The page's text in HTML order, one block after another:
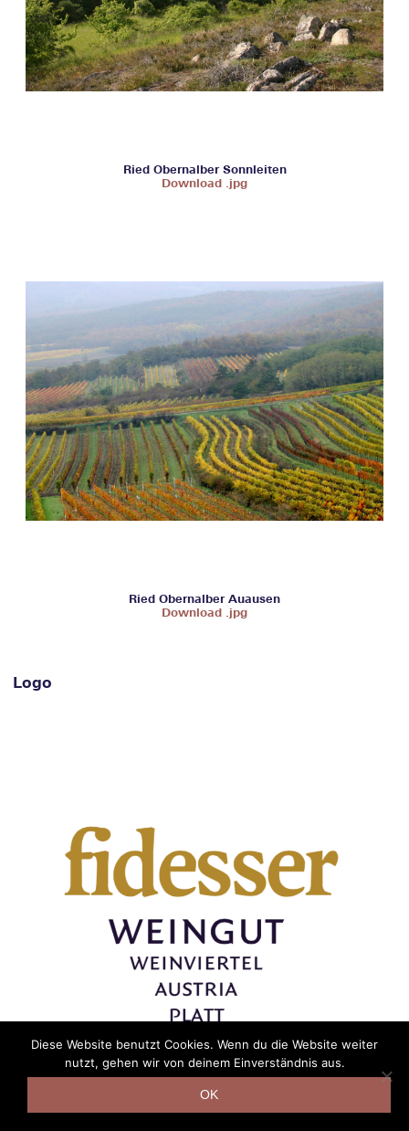
Ried Obernalber Sonnleiten
Download .jpg
Ried Obernalber Auausen
Download .jpg
Logo
Diese Website benutzt Cookies. Wenn du die Website weiter
nutzt, gehen wir von deinem Einverständnis aus.
OK